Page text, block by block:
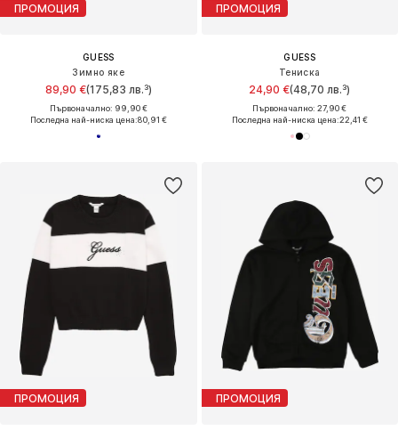
ПРОМОЦИЯ
GUESS
Зимно яке
89,90 €(175,83 лв.³)
Първоначално: 99,90 €
Последна най-ниска цена:80,91 €
ПРОМОЦИЯ
GUESS
Тениска
24,90 €(48,70 лв.³)
Първоначално: 27,90 €
Последна най-ниска цена:22,41 €
ПРОМОЦИЯ ПРОМОЦИЯ